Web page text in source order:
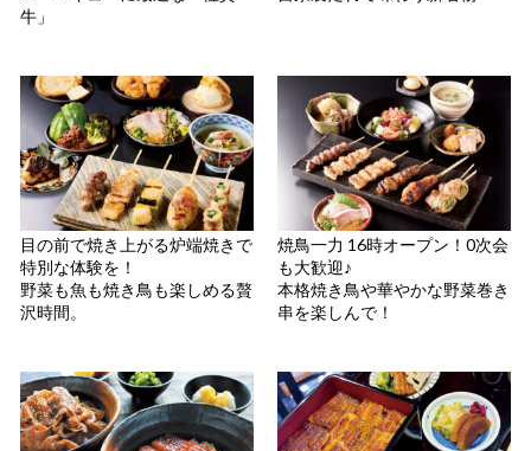
牛」
目の前で焼き上がる炉端焼きで
特別な体験を！
野菜も魚も焼き鳥も楽しめる贅
沢時間。
焼鳥一力 16時オープン！0次会
も大歓迎♪
本格焼き鳥や華やかな野菜巻き
串を楽しんで！